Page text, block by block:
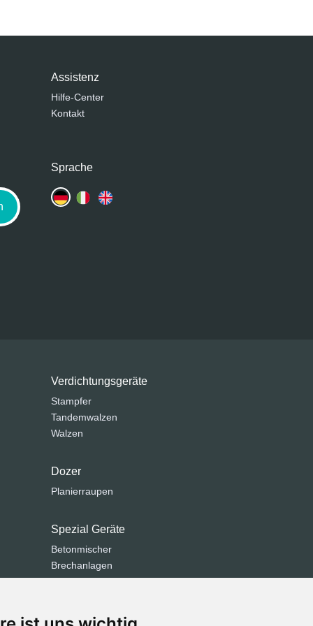
Assistenz
Hilfe-Center
Kontakt
Sprache
Verdichtungsgeräte
Stampfer
Tandemwalzen
Walzen
Dozer
Planierraupen
Spezial Geräte
Betonmischer
Brechanlagen
Grabenfräse
Kommunaltechnik